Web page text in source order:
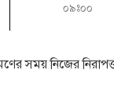
০৯ঃ০০
সময় নিজের